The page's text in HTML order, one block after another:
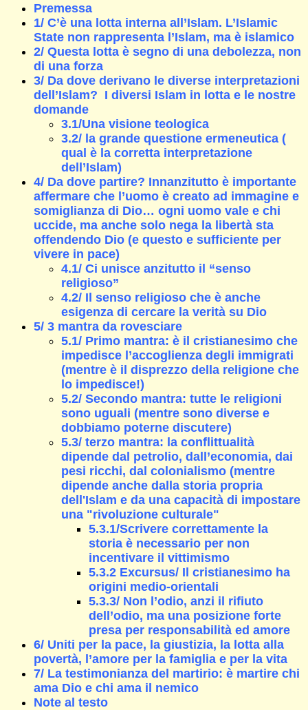
Premessa
1/ C’è una lotta interna all’Islam. L’Islamic
State non rappresenta l’Islam, ma è islamico
2/ Questa lotta è segno di una debolezza, non
di una forza
3/ Da dove derivano le diverse interpretazioni
dell’Islam? I diversi Islam in lotta e le nostre
domande
3.1/Una visione teologica
3.2/ la grande questione ermeneutica (
qual è la corretta interpretazione
dell’Islam)
4/ Da dove partire? Innanzitutto è importante
affermare che l’uomo è creato ad immagine e
somiglianza di Dio… ogni uomo vale e chi
uccide, ma anche solo nega la libertà sta
offendendo Dio (e questo e sufficiente per
vivere in pace)
4.1/ Ci unisce anzitutto il “senso
religioso”
4.2/ Il senso religioso che è anche
esigenza di cercare la verità su Dio
5/ 3 mantra da rovesciare
5.1/ Primo mantra: è il cristianesimo che
impedisce l’accoglienza degli immigrati
(mentre è il disprezzo della religione che
lo impedisce!)
5.2/ Secondo mantra: tutte le religioni
sono uguali (mentre sono diverse e
dobbiamo poterne discutere)
5.3/ terzo mantra: la conflittualità
dipende dal petrolio, dall’economia, dai
pesi ricchi, dal colonialismo (mentre
dipende anche dalla storia propria
dell'Islam e da una capacità di impostare
una "rivoluzione culturale"
5.3.1/Scrivere correttamente la
storia è necessario per non
incentivare il vittimismo
5.3.2 Excursus/ Il cristianesimo ha
origini medio-orientali
5.3.3/ Non l’odio, anzi il rifiuto
dell’odio, ma una posizione forte
presa per responsabilità ed amore
6/ Uniti per la pace, la giustizia, la lotta alla
povertà, l’amore per la famiglia e per la vita
7/ La testimonianza del martirio: è martire chi
ama Dio e chi ama il nemico
Note al testo